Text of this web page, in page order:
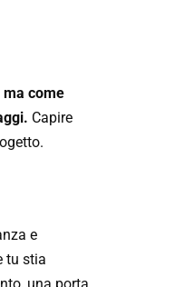
come
Capire
e
tu stia